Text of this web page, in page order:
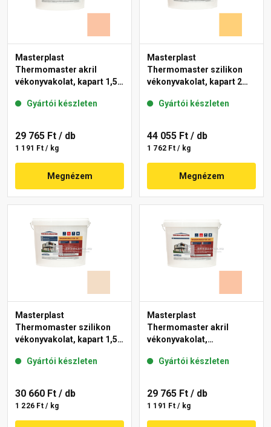
Masterplast
Thermomaster akril
vékonyvakolat, kapart 1,5
Gyártói készleten
29 765 Ft / db
1 191 Ft / kg
Megnézem
Masterplast
Thermomaster szilikon
vékonyvakolat, kapart 2
Gyártói készleten
44 055 Ft / db
1 762 Ft / kg
Megnézem
Masterplast
Thermomaster szilikon
vékonyvakolat, kapart 1,5
Gyártói készleten
30 660 Ft / db
1 226 Ft / kg
Masterplast
Thermomaster akril
vékonyvakolat,
11-D 25 kg
Gyártói készleten
29 765 Ft / db
1 191 Ft / kg